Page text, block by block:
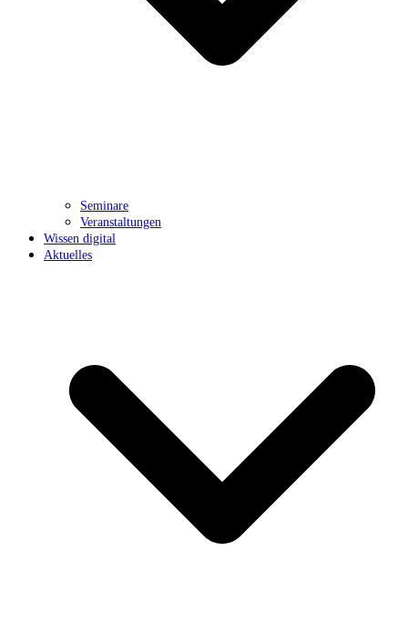
Seminare
Veranstaltungen
Wissen digital
Aktuelles